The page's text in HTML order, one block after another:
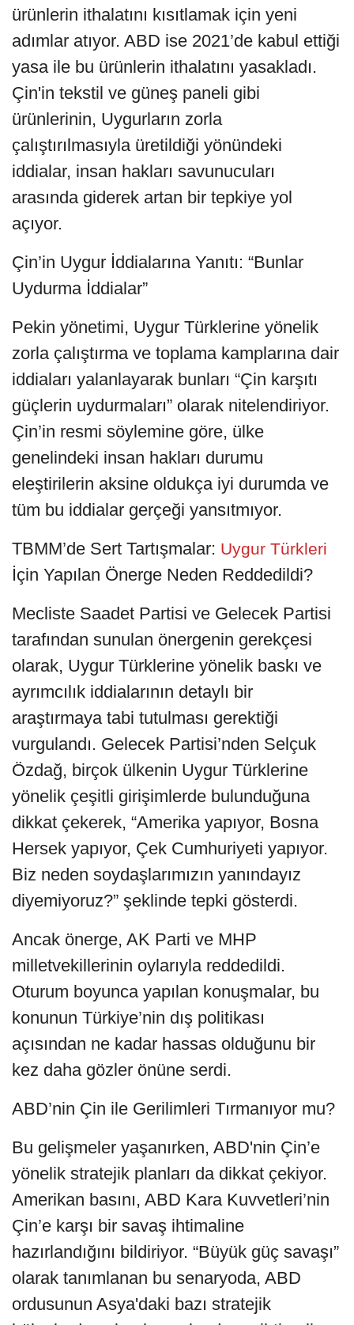
ürünlerin ithalatını kısıtlamak için yeni
adımlar atıyor. ABD ise 2021’de kabul ettiği
yasa ile bu ürünlerin ithalatını yasakladı.
Çin'in tekstil ve güneş paneli gibi
ürünlerinin, Uygurların zorla
çalıştırılmasıyla üretildiği yönündeki
iddialar, insan hakları savunucuları
arasında giderek artan bir tepkiye yol
açıyor.
Çin’in Uygur İddialarına Yanıtı: “Bunlar
Uydurma İddialar”
Pekin yönetimi, Uygur Türklerine yönelik
zorla çalıştırma ve toplama kamplarına dair
iddiaları yalanlayarak bunları “Çin karşıtı
güçlerin uydurmaları” olarak nitelendiriyor.
Çin’in resmi söylemine göre, ülke
genelindeki insan hakları durumu
eleştirilerin aksine oldukça iyi durumda ve
tüm bu iddialar gerçeği yansıtmıyor.
TBMM’de Sert Tartışmalar: Uygur Türkleri
İçin Yapılan Önerge Neden Reddedildi?
Mecliste Saadet Partisi ve Gelecek Partisi
tarafından sunulan önergenin gerekçesi
olarak, Uygur Türklerine yönelik baskı ve
ayrımcılık iddialarının detaylı bir
araştırmaya tabi tutulması gerektiği
vurgulandı. Gelecek Partisi’nden Selçuk
Özdağ, birçok ülkenin Uygur Türklerine
yönelik çeşitli girişimlerde bulunduğuna
dikkat çekerek, “Amerika yapıyor, Bosna
Hersek yapıyor, Çek Cumhuriyeti yapıyor.
Biz neden soydaşlarımızın yanındayız
diyemiyoruz?” şeklinde tepki gösterdi.
Ancak önerge, AK Parti ve MHP
milletvekillerinin oylarıyla reddedildi.
Oturum boyunca yapılan konuşmalar, bu
konunun Türkiye’nin dış politikası
açısından ne kadar hassas olduğunu bir
kez daha gözler önüne serdi.
ABD’nin Çin ile Gerilimleri Tırmanıyor mu?
Bu gelişmeler yaşanırken, ABD'nin Çin’e
yönelik stratejik planları da dikkat çekiyor.
Amerikan basını, ABD Kara Kuvvetleri’nin
Çin’e karşı bir savaş ihtimaline
hazırlandığını bildiriyor. “Büyük güç savaşı”
olarak tanımlanan bu senaryoda, ABD
ordusunun Asya'daki bazı stratejik